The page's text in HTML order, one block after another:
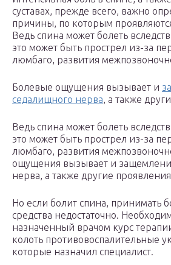
суставах, прежде всего, важно
причины, по которым
Ведь спина может болеть
это может быть прострел из-за
люмбаго, развития
Болевые ощущения вызывает и
седалищного нерва, а также
Ведь спина может болеть
это может быть прострел из-за
люмбаго, развития
ощущения вызывает и
нерва, а также другие
Но если болит спина, принимать
средства недостаточно.
назначенный врачом курс
колоть противовоспалительные
которые назначил специалист.